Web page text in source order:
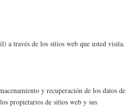
a través de los sitios web que usted visita.
y recuperación de los datos de
propietarios de sitios web y sus